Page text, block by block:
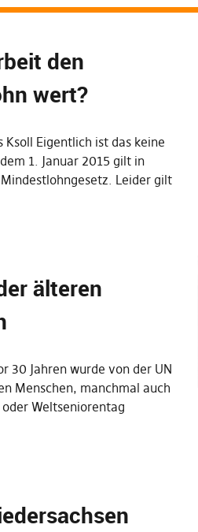
den
wert?
Ksoll Eigentlich ist das keine
1. Januar 2015 gilt in
Leider gilt
älteren
30 Jahren wurde von der UN
Menschen, manchmal auch
Weltseniorentag